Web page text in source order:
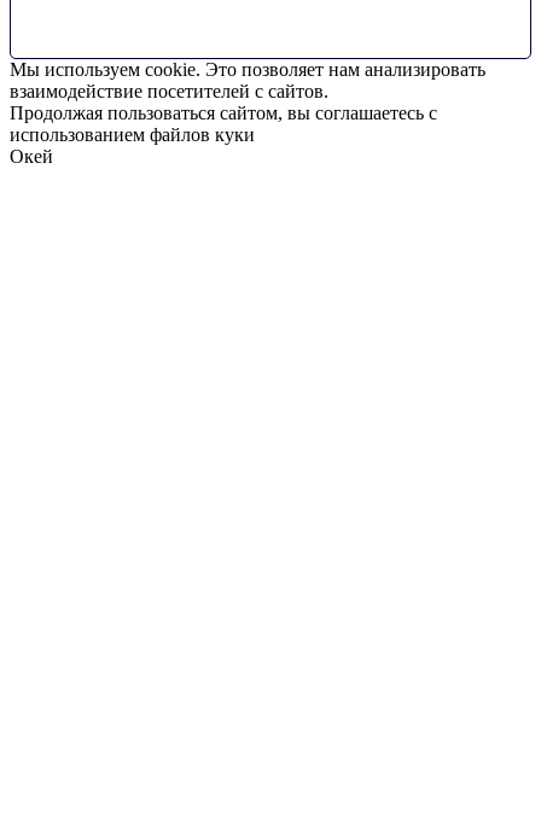
Мы используем cookie. Это позволяет нам анализировать
взаимодействие посетителей с сайтов.
Продолжая пользоваться сайтом, вы соглашаетесь с
использованием файлов куки
Окей